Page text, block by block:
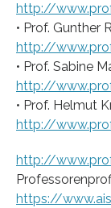
http://
• Prof. Gunther
http://
• Prof. Sabine
http://
• Prof. Helmut
http://
http://
https://